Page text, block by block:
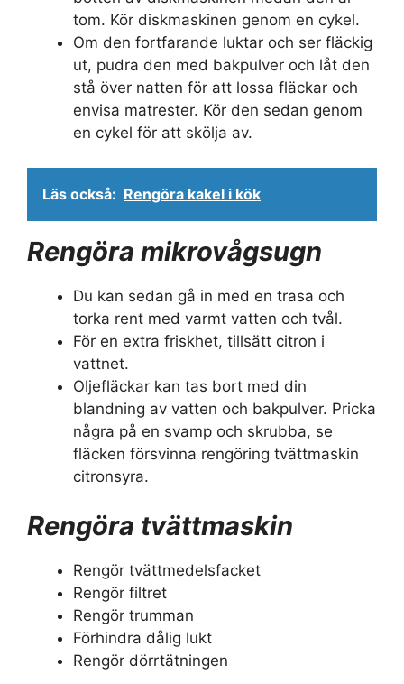
tom. Kör diskmaskinen genom en cykel.
Om den fortfarande luktar och ser fläckig
ut, pudra den med bakpulver och låt den
stå över natten för att lossa fläckar och
envisa matrester. Kör den sedan genom
en cykel för att skölja av.
Läs också: Rengöra kakel i kök
Rengöra mikrovågsugn
Du kan sedan gå in med en trasa och
torka rent med varmt vatten och tvål.
För en extra friskhet, tillsätt citron i
vattnet.
Oljefläckar kan tas bort med din
blandning av vatten och bakpulver. Pricka
några på en svamp och skrubba, se
fläcken försvinna rengöring tvättmaskin
citronsyra.
Rengöra tvättmaskin
Rengör tvättmedelsfacket
Rengör filtret
Rengör trumman
Förhindra dålig lukt
Rengör dörrtätningen